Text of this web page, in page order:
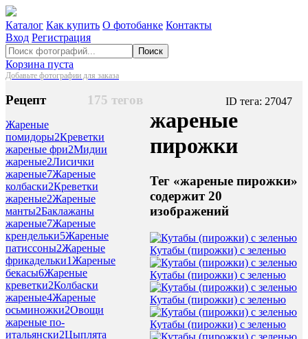
Каталог Как купить О фотобанке Контакты
Вход Регистрация
Поиск
Корзина пуста
Добавьте фотографии для заказа
175 тегов
Рецепт
Жареные
помидоры2Креветки
жареные фри2Мидии
жареные2Лисички
жареные7Жареные
колбаски2Креветки
жареные2Жареные
манты2Баклажаны
жареные7Жареные
крендельки5Жареные
патиссоны2Жареные
фрикадельки1Жареные
бекасы6Жареные
креветки2Колбаски
жареные4Жареные
осьминожки2Овощи
жареные по-
итальянски2Цыплята
ID тега: 27047
жареные
пирожки
Тег «жареные пирожки»
содержит 20
изображений
Кутабы (пирожки) с зеленью
Кутабы (пирожки) с зеленью
Кутабы (пирожки) с зеленью
Кутабы (пирожки) с зеленью